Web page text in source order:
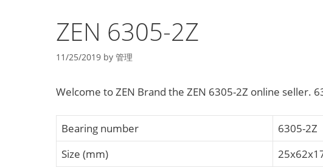
ZEN 6305-2Z
11/25/2019 by 管理
Welcome to ZEN Brand the ZEN 6305-2Z online seller.
Bearing number
6305-2Z
Size (mm)